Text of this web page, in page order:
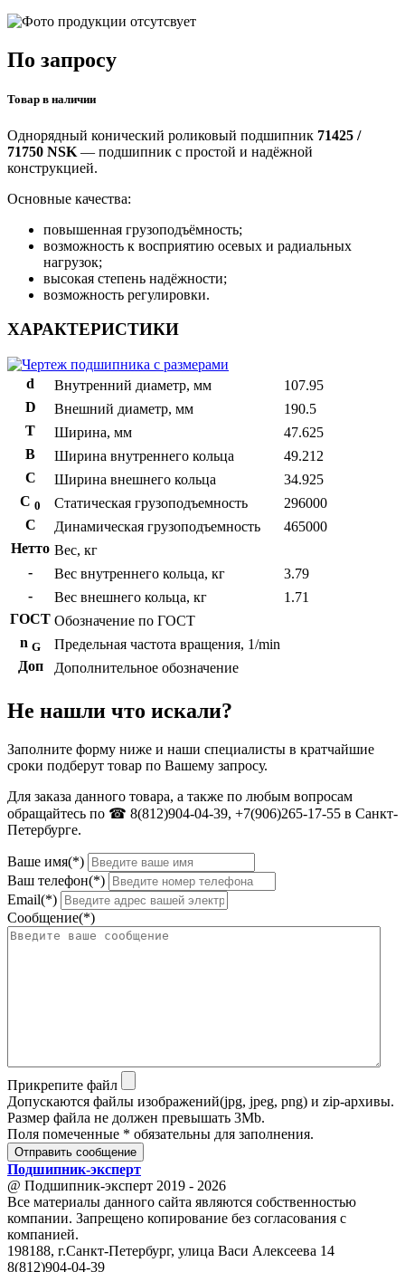
По запросу
Товар в наличии
Однорядный конический роликовый подшипник 71425 /
71750 NSK — подшипник с простой и надёжной
конструкцией.
Основные качества:
повышенная грузоподъёмность;
возможность к восприятию осевых и радиальных
нагрузок;
высокая степень надёжности;
возможность регулировки.
ХАРАКТЕРИСТИКИ
d Внутренний диаметр, мм
107.95
D
Внешний диаметр, мм
190.5
T
Ширина, мм
47.625
B
Ширина внутреннего кольца
49.212
С
Ширина внешнего кольца
34.925
С 0 Статическая грузоподъемность
296000
C
Динамическая грузоподъемность
465000
Нетто Вес, кг
-
Вес внутреннего кольца, кг
3.79
-
Вес внешнего кольца, кг
1.71
ГОСТ Обозначение по ГОСТ
n G
Предельная частота вращения, 1/min
Доп
Дополнительное обозначение
Не нашли что искали?
Заполните форму ниже и наши специалисты в кратчайшие
сроки подберут товар по Вашему запросу.
Для заказа данного товара, а также по любым вопросам
обращайтесь по ☎ 8(812)904-04-39, +7(906)265-17-55 в Санкт-
Петербурге.
Ваше имя(*)
Ваш телефон(*)
Email(*)
Сообщение(*)
Прикрепите файл
Допускаются файлы изображений(jpg, jpeg, png) и zip-архивы.
Размер файла не должен превышать 3Mb.
Поля помеченные * обязательны для заполнения.
Отправить сообщение
Подшипник-эксперт
@ Подшипник-эксперт 2019 - 2026
Все материалы данного сайта являются собственностью
компании. Запрещено копирование без согласования с
компанией.
198188, г.Санкт-Петербург, улица Васи Алексеева 14
8(812)904-04-39